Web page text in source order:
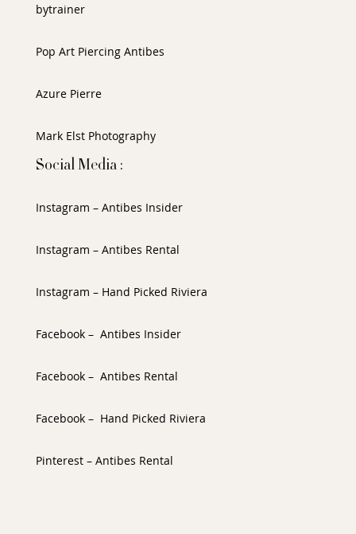
bytrainer
Pop Art Piercing Antibes
Azure Pierre
Mark Elst Photography
Social Media :
Instagram – Antibes Insider
Instagram – Antibes Rental
Instagram – Hand Picked Riviera
Facebook – Antibes Insider
Facebook – Antibes Rental
Facebook – Hand Picked Riviera
Pinterest – Antibes Rental